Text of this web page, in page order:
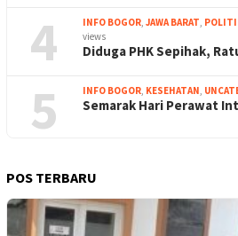
4
INFO BOGOR, JAWA BARAT,
views
Diduga PHK Sepihak,
5 INFO BOGOR, KESEHATAN,
Semarak Hari Perawat
POS TERBARU